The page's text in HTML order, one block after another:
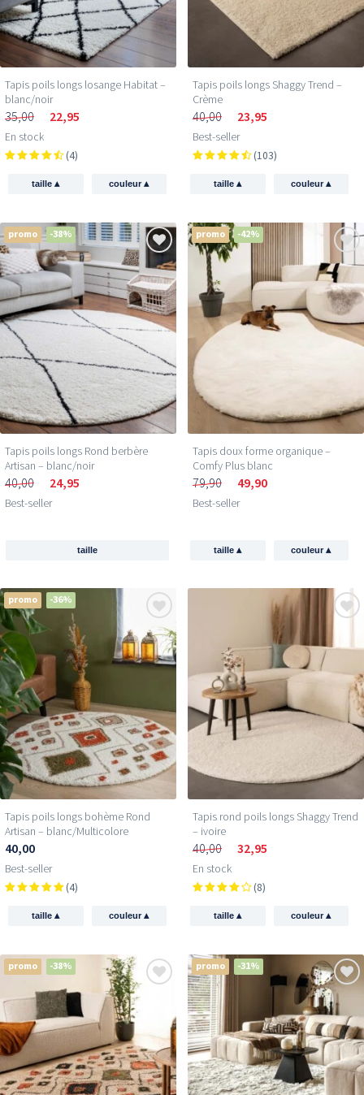
Tapis poils longs losange Habitat –
blanc/noir
35,00 22,95
En stock
(4)
taille▴ couleur▴
Tapis poils longs Shaggy Trend –
Crème
40,00 23,95
Best-seller
(103)
taille▴ couleur▴
promo -38%
Tapis poils longs Rond berbère
Artisan – blanc/noir
40,00 24,95
Best-seller
taille
promo -42%
Tapis doux forme organique –
Comfy Plus blanc
79,90 49,90
Best-seller
taille▴ couleur▴
promo -36%
Tapis poils longs bohème Rond
Artisan – blanc/Multicolore
40,00
Best-seller
(4)
taille▴ couleur▴
Tapis rond poils longs Shaggy Trend
– ivoire
40,00 32,95
En stock
(8)
taille▴ couleur▴
promo -38% promo -31%